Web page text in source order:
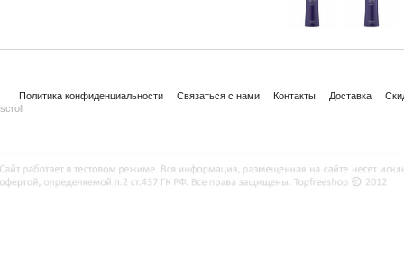
Политика конфиденциальности Связаться с нами Контакты Доставка
scroll